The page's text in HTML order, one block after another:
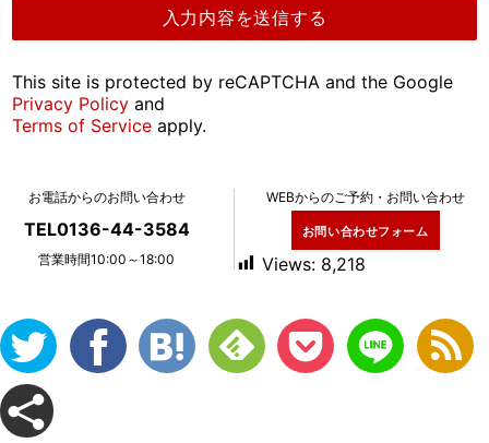
This site is protected by reCAPTCHA and the Google
Privacy Policy and
Terms of Service apply.
お電話からのお問い合わせ
TEL0136-44-3584
営業時間10:00～18:00
WEBからのご予約・お問い合わせ
お問い合わせフォーム
Views: 8,218